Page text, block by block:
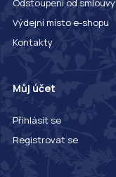
Odstoupení od smlouvy
Výdejní místo e-shopu
Kontakty
Můj účet
Přihlásit se
Registrovat se